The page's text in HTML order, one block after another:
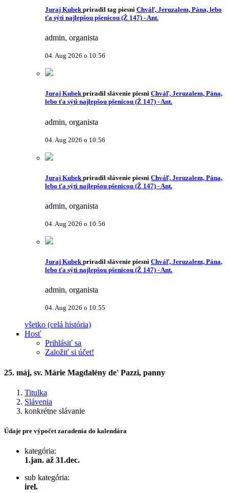
Juraj Kubekpriradil tag piesni Chváľ, Jeruzalem, Pána, lebo
ťa sýti najlepšou pšenicou (Ž 147) - Ant.
admin, organista
04. Aug 2026 o 10:56
Juraj Kubekpriradil slávenie piesni Chváľ, Jeruzalem, Pána,
lebo ťa sýti najlepšou pšenicou (Ž 147) - Ant.
admin, organista
04. Aug 2026 o 10:56
Juraj Kubek priradil slávenie piesni Chváľ, Jeruzalem, Pána,
lebo ťa sýti najlepšou pšenicou (Ž 147) - Ant.
admin, organista
04. Aug 2026 o 10:56
Juraj Kubekpriradil slávenie piesni Chváľ, Jeruzalem, Pána,
lebo ťa sýti najlepšou pšenicou (Ž 147) - Ant.
admin, organista
04. Aug 2026 o 10:55
všetko (celá história)
Hosť
Prihlásiť sa
Založiť si účet!
25. máj, sv. Márie Magdalény de' Pazzi, panny
Titulka
Slávenia
konkrétne slávanie
Údaje pre výpočet zaradenia do kalendára
kategória:
1.jan. až 31.dec.
sub kategória:
irel.